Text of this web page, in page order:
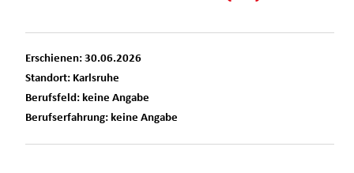
Erschienen: 30.06.2026
Standort: Karlsruhe
Berufsfeld: keine Angabe
Berufserfahrung: keine Angabe